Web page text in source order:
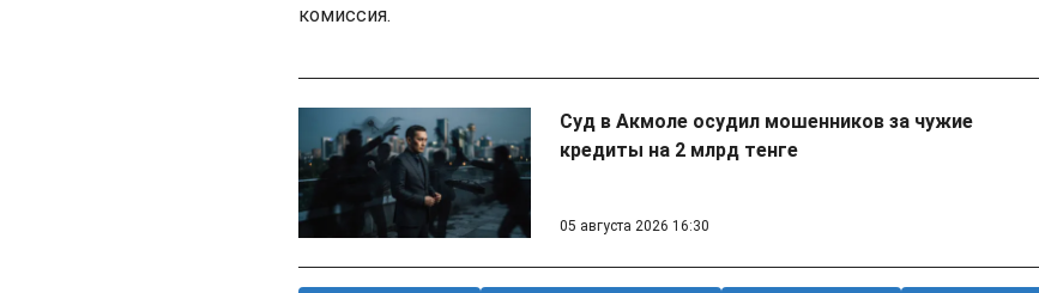
комиссия.
Суд в Акмоле осудил мошенников за чужие
кредиты на 2 млрд тенге
05 августа 2026 16:30